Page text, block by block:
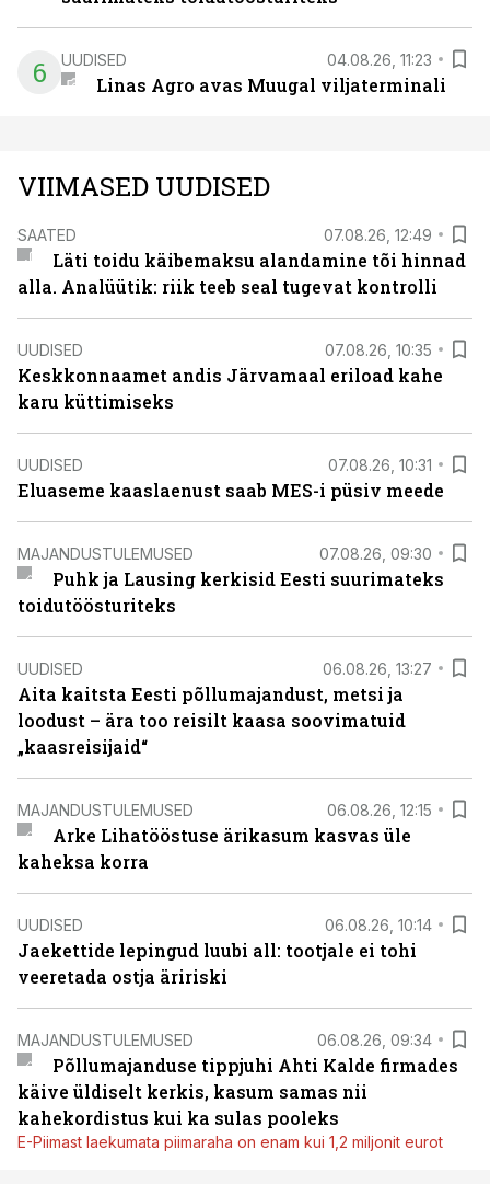
6 UUDISED 04.08.26, 11:23
Linas Agro avas Muugal viljaterminali
VIIMASED UUDISED
SAATED 07.08.26, 12:49
Läti toidu käibemaksu alandamine tõi hinnad
alla. Analüütik: riik teeb seal tugevat kontrolli
UUDISED 07.08.26, 10:35
Keskkonnaamet andis Järvamaal eriload kahe
karu küttimiseks
UUDISED 07.08.26, 10:31
Eluaseme kaaslaenust saab MES-i püsiv meede
MAJANDUSTULEMUSED 07.08.26, 09:30
Puhk ja Lausing kerkisid Eesti suurimateks
toidutöösturiteks
UUDISED 06.08.26, 13:27
Aita kaitsta Eesti põllumajandust, metsi ja
loodust – ära too reisilt kaasa soovimatuid
„kaasreisijaid“
MAJANDUSTULEMUSED 06.08.26, 12:15
Arke Lihatööstuse ärikasum kasvas üle
kaheksa korra
UUDISED 06.08.26, 10:14
Jaekettide lepingud luubi all: tootjale ei tohi
veeretada ostja äririski
MAJANDUSTULEMUSED 06.08.26, 09:34
Põllumajanduse tippjuhi Ahti Kalde firmades
käive üldiselt kerkis, kasum samas nii
kahekordistus kui ka sulas pooleks
E-Piimast laekumata piimaraha on enam kui 1,2 miljonit eurot